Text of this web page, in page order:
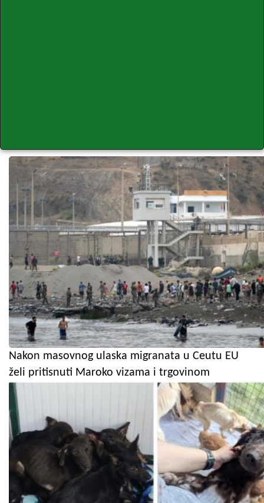
Nakon masovnog ulaska migranata u Ceutu EU
želi pritisnuti Maroko vizama i trgovinom